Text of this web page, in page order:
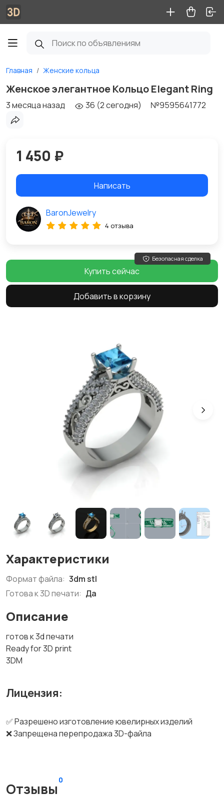
Главная Женские кольца
Женское элегантное Кольцо Elegant Ring
3 месяца назад 36 (2 сегодня) №9595641772
Характеристики
Формат файла: 3dm stl
Готова к 3D печати: Да
Описание
готов к 3d печати
Ready for 3D print
3DM
Лицензия:
✅ Разрешено изготовление ювелирных изделий
❌ Запрещена перепродажа 3D-файла
Отзывы
0
1 450 ₽
Написать
BaronJewelry
4 отзыва
Безопасная сделка
Купить сейчас
Добавить в корзину